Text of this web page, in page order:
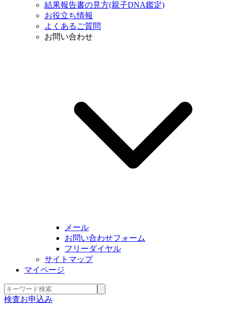
結果報告書の見方(親子DNA鑑定)
お役立ち情報
よくあるご質問
お問い合わせ
メール
お問い合わせフォーム
フリーダイヤル
サイトマップ
マイページ
検査お申込み